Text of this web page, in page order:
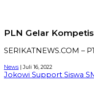
PLN Gelar
SERIKATNEWS.COM –
News | Juli 16, 2022
Jokowi Support Siswa